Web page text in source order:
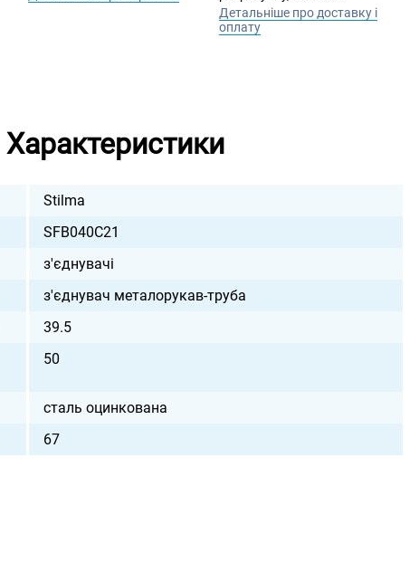
Детальніше про доставку і
оплату
Характеристики
Stilma
SFB040C21
з'єднувачі
з'єднувач металорукав-труба
39.5
50
сталь оцинкована
67